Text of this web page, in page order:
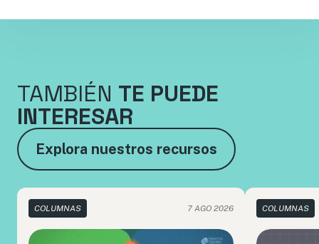
TAMBIÉN TE PUEDE
INTERESAR
Explora nuestros recursos
COLUMNAS 7 AGO 2026 COLUMNAS